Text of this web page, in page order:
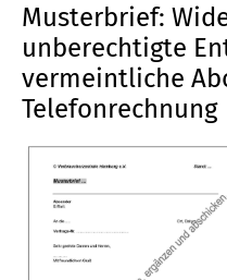
Musterbrief:
unberechtigte
vermeintliche
Telefonrechnung